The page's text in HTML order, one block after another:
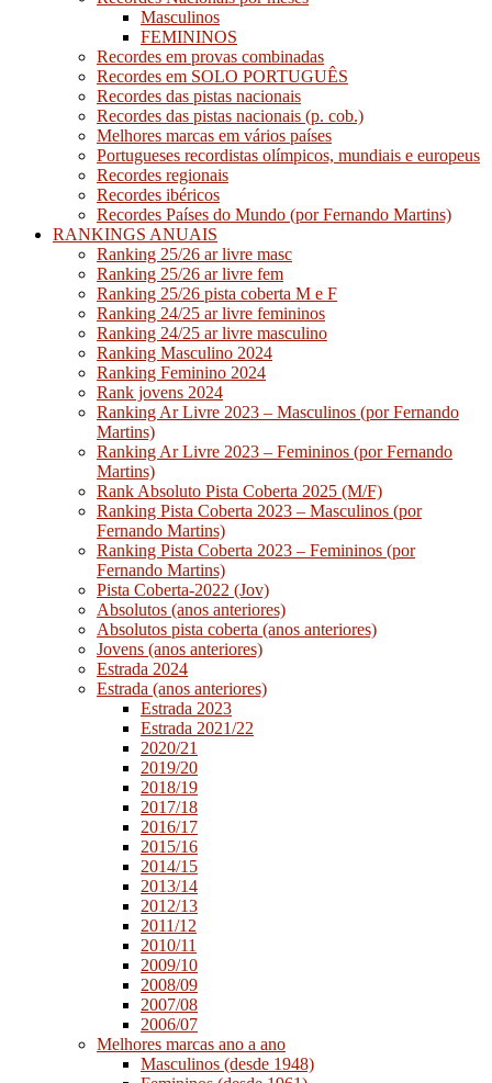
Masculinos
FEMININOS
Recordes em provas combinadas
Recordes em SOLO PORTUGUÊS
Recordes das pistas nacionais
Recordes das pistas nacionais (p. cob.)
Melhores marcas em vários países
Portugueses recordistas olímpicos, mundiais e europeus
Recordes regionais
Recordes ibéricos
Recordes Países do Mundo (por Fernando Martins)
RANKINGS ANUAIS
Ranking 25/26 ar livre masc
Ranking 25/26 ar livre fem
Ranking 25/26 pista coberta M e F
Ranking 24/25 ar livre femininos
Ranking 24/25 ar livre masculino
Ranking Masculino 2024
Ranking Feminino 2024
Rank jovens 2024
Ranking Ar Livre 2023 – Masculinos (por Fernando
Martins)
Ranking Ar Livre 2023 – Femininos (por Fernando
Martins)
Rank Absoluto Pista Coberta 2025 (M/F)
Ranking Pista Coberta 2023 – Masculinos (por
Fernando Martins)
Ranking Pista Coberta 2023 – Femininos (por
Fernando Martins)
Pista Coberta-2022 (Jov)
Absolutos (anos anteriores)
Absolutos pista coberta (anos anteriores)
Jovens (anos anteriores)
Estrada 2024
Estrada (anos anteriores)
Estrada 2023
Estrada 2021/22
2020/21
2019/20
2018/19
2017/18
2016/17
2015/16
2014/15
2013/14
2012/13
2011/12
2010/11
2009/10
2008/09
2007/08
2006/07
Melhores marcas ano a ano
Masculinos (desde 1948)